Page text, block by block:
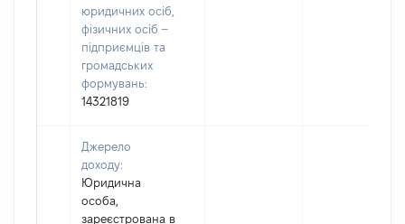
юридичних осіб,
фізичних осіб –
підприємців та
громадських
формувань:
14321819
Джерело
доходу:
Юридична
особа,
зареєстрована в